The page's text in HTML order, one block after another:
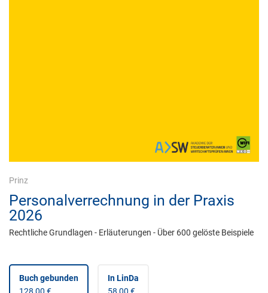
Prinz
Personalverrechnung in der Praxis
2026
Rechtliche Grundlagen - Erläuterungen - Über 600 gelöste Beispiele
Buch gebunden
In LinDa